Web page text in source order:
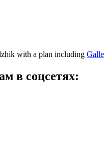
with a plan including
в соцсетях: